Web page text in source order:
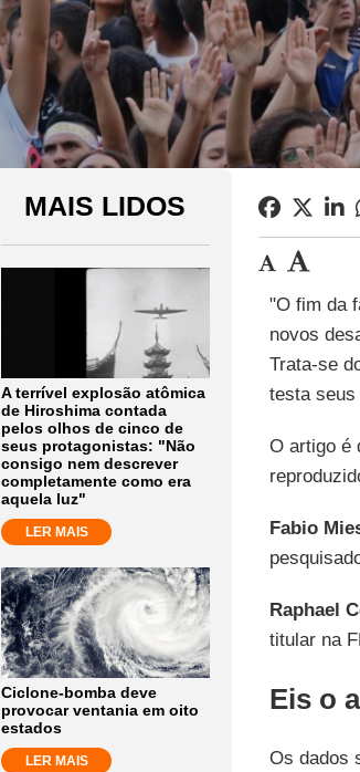
MAIS LIDOS
A terrível explosão atômica
de Hiroshima contada
pelos olhos de cinco de
seus protagonistas: "Não
consigo nem descrever
completamente como era
aquela luz"
LER MAIS
Ciclone-bomba deve
provocar ventania em oito
estados
LER MAIS
"O fim da
novos
Trata-se
testa
O artigo é
Fabio
Raphael
titular na
Eis o
Os dados